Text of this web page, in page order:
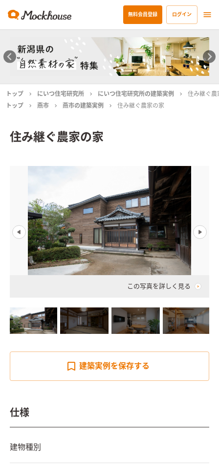
無料会員登録 ログイン
トップ にいつ住宅研究所 にいつ住宅研究所の建築実例
住み継ぐ農
トップ
燕市 燕市の建築実例 住み継ぐ農家の家
住み継ぐ農家の家
この写真を詳しく見る
建築実例を保存する
仕様
建物種別